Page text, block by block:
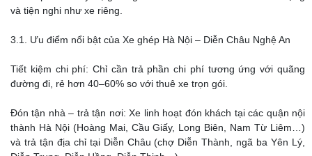
và tiện nghi như xe riêng.
3.1. Ưu điểm nổi bật của Xe ghép Hà Nội – Diễn Châu Nghệ An
Tiết kiệm chi phí: Chỉ cần trả phần chi phí tương ứng với quãng
đường đi, rẻ hơn 40–60% so với thuê xe trọn gói.
Đón tận nhà – trả tận nơi: Xe linh hoạt đón khách tại các quận nội
thành Hà Nội (Hoàng Mai, Cầu Giấy, Long Biên, Nam Từ Liêm…)
và trả tận địa chỉ tại Diễn Châu (chợ Diễn Thành, ngã ba Yên Lý,